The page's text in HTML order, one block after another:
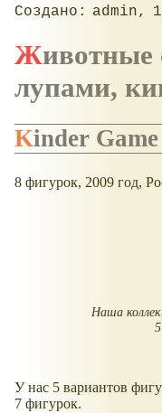
admin
Животные сыщики с
лупами,
Kinder Game
8 фигурок, 2009 год,
Наша
У нас 5 вариантов
7 фигурок.